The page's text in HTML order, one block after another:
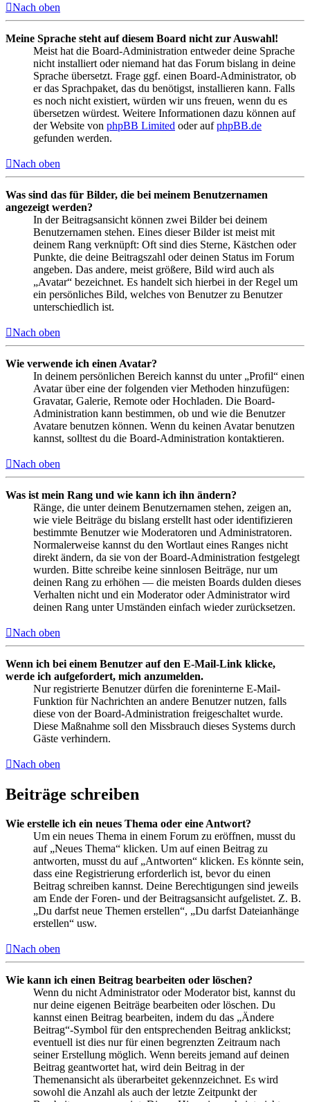
Nach oben
Meine Sprache steht auf diesem Board nicht zur Auswahl!
Meist hat die Board-Administration entweder deine Sprache
nicht installiert oder niemand hat das Forum bislang in deine
Sprache übersetzt. Frage ggf. einen Board-Administrator, ob
er das Sprachpaket, das du benötigst, installieren kann. Falls
es noch nicht existiert, würden wir uns freuen, wenn du es
übersetzen würdest. Weitere Informationen dazu können auf
der Website von phpBB Limited oder aufphpBB.de
gefunden werden.
Nach oben
Was sind das für Bilder, die bei meinem Benutzernamen
angezeigt werden?
In der Beitragsansicht können zwei Bilder bei deinem
Benutzernamen stehen. Eines dieser Bilder ist meist mit
deinem Rang verknüpft: Oft sind dies Sterne, Kästchen oder
Punkte, die deine Beitragszahl oder deinen Status im Forum
angeben. Das andere, meist größere, Bild wird auch als
„Avatar“ bezeichnet. Es handelt sich hierbei in der Regel um
ein persönliches Bild, welches von Benutzer zu Benutzer
unterschiedlich ist.
Nach oben
Wie verwende ich einen Avatar?
In deinem persönlichen Bereich kannst du unter „Profil“ einen
Avatar über eine der folgenden vier Methoden hinzufügen:
Gravatar, Galerie, Remote oder Hochladen. Die Board-
Administration kann bestimmen, ob und wie die Benutzer
Avatare benutzen können. Wenn du keinen Avatar benutzen
kannst, solltest du die Board-Administration kontaktieren.
Nach oben
Was ist mein Rang und wie kann ich ihn ändern?
Ränge, die unter deinem Benutzernamen stehen, zeigen an,
wie viele Beiträge du bislang erstellt hast oder identifizieren
bestimmte Benutzer wie Moderatoren und Administratoren.
Normalerweise kannst du den Wortlaut eines Ranges nicht
direkt ändern, da sie von der Board-Administration festgelegt
wurden. Bitte schreibe keine sinnlosen Beiträge, nur um
deinen Rang zu erhöhen — die meisten Boards dulden dieses
Verhalten nicht und ein Moderator oder Administrator wird
deinen Rang unter Umständen einfach wieder zurücksetzen.
Nach oben
Wenn ich bei einem Benutzer auf den E-Mail-Link klicke,
werde ich aufgefordert, mich anzumelden.
Nur registrierte Benutzer dürfen die foreninterne E-Mail-
Funktion für Nachrichten an andere Benutzer nutzen, falls
diese von der Board-Administration freigeschaltet wurde.
Diese Maßnahme soll den Missbrauch dieses Systems durch
Gäste verhindern.
Nach oben
Beiträge schreiben
Wie erstelle ich ein neues Thema oder eine Antwort?
Um ein neues Thema in einem Forum zu eröffnen, musst du
auf „Neues Thema“ klicken. Um auf einen Beitrag zu
antworten, musst du auf „Antworten“ klicken. Es könnte sein,
dass eine Registrierung erforderlich ist, bevor du einen
Beitrag schreiben kannst. Deine Berechtigungen sind jeweils
am Ende der Foren- und der Beitragsansicht aufgelistet. Z. B.
„Du darfst neue Themen erstellen“, „Du darfst Dateianhänge
erstellen“ usw.
Nach oben
Wie kann ich einen Beitrag bearbeiten oder löschen?
Wenn du nicht Administrator oder Moderator bist, kannst du
nur deine eigenen Beiträge bearbeiten oder löschen. Du
kannst einen Beitrag bearbeiten, indem du das „Ändere
Beitrag“-Symbol für den entsprechenden Beitrag anklickst;
eventuell ist dies nur für einen begrenzten Zeitraum nach
seiner Erstellung möglich. Wenn bereits jemand auf deinen
Beitrag geantwortet hat, wird dein Beitrag in der
Themenansicht als überarbeitet gekennzeichnet. Es wird
sowohl die Anzahl als auch der letzte Zeitpunkt der